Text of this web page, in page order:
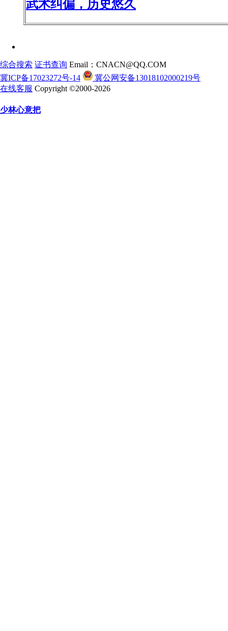
武术纠偏，历史悠久
综合搜索 证书查询 Email：CNACN@QQ.COM
冀ICP备17023272号-14
冀公网安备13018102000219号
在线客服 Copyright ©2000-2026
少林心意把